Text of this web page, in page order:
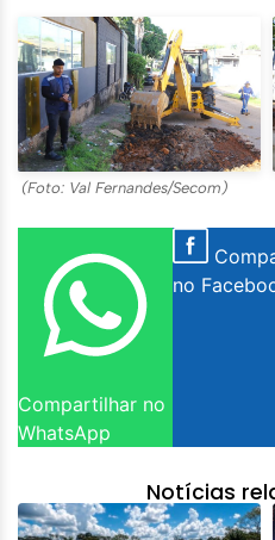
(Foto: Val Fernandes/Secom)
Compartilhar no
WhatsApp
no
Notícias